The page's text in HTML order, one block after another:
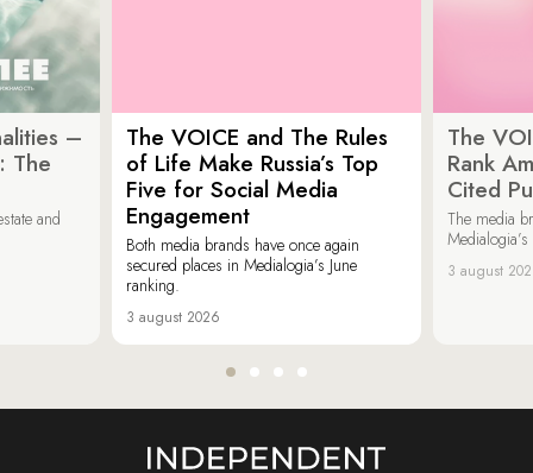
–
The
and
The VOICE and The Rules
of Life Make Russia’s Top
Five for Social Media
Engagement
Both media brands have once again
secured places in Medialogia’s June
ranking.
3 august 2026
The
Rank
Cited
The media
3 august